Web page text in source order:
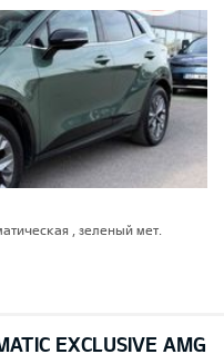
, зеленый мет.
EXCLUSIVE AMG